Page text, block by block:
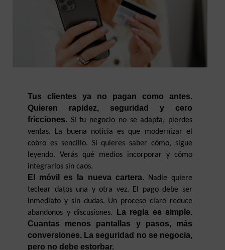
Tus clientes ya no pagan como antes.
Quieren rapidez, seguridad y cero
fricciones. Si tu negocio no se adapta, pierdes
ventas. La buena noticia es que modernizar el
cobro es sencillo. Si quieres saber cómo, sigue
leyendo. Verás qué medios incorporar y cómo
integrarlos sin caos.
El móvil es la nueva cartera. Nadie quiere
teclear datos una y otra vez. El pago debe ser
inmediato y sin dudas. Un proceso claro reduce
abandonos y discusiones. La regla es simple.
Cuantas menos pantallas y pasos, más
conversiones. La seguridad no se negocia,
pero no debe estorbar.